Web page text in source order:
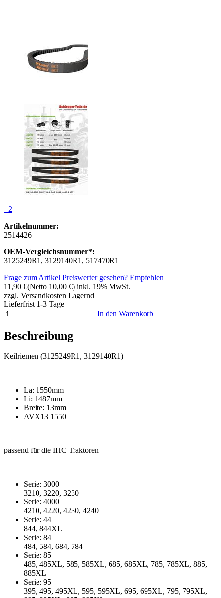
+2
Artikelnummer:
2514426
OEM-Vergleichsnummer*:
3125249R1, 3129140R1, 517470R1
Frage zum Artikel Preiswerter gesehen? Empfehlen
11,90 €(Netto 10,00 €) inkl. 19% MwSt.
zzgl. Versandkosten Lagernd
Lieferfrist 1-3 Tage
In den Warenkorb
Beschreibung
Keilriemen (3125249R1, 3129140R1)
La: 1550mm
Li: 1487mm
Breite: 13mm
AVX13 1550
passend für die IHC Traktoren
Serie: 3000
3210, 3220, 3230
Serie: 4000
4210, 4220, 4230, 4240
Serie: 44
844, 844XL
Serie: 84
484, 584, 684, 784
Serie: 85
485, 485XL, 585, 585XL, 685, 685XL, 785, 785XL, 885,
885XL
Serie: 95
395, 495, 495XL, 595, 595XL, 695, 695XL, 795, 795XL,